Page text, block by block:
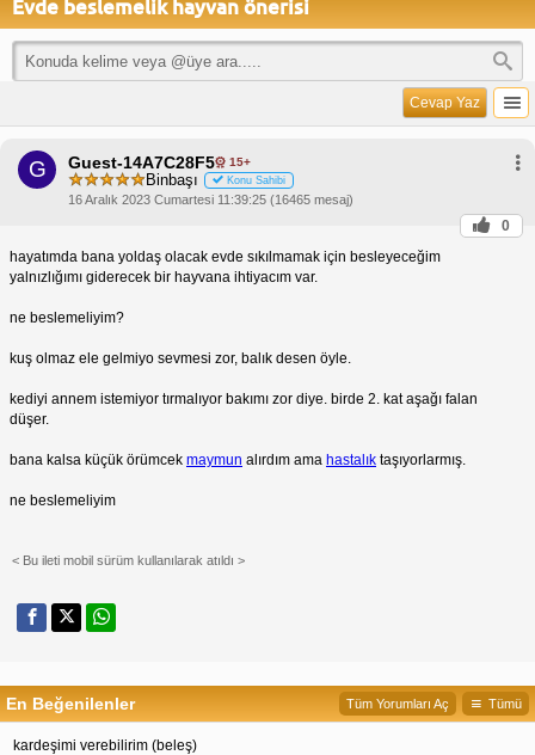
Evde beslemelik hayvan önerisi
Cevap Yaz
G Guest-14A7C28F5 15+
Binbaşı Konu Sahibi
16 Aralık 2023 Cumartesi 11:39:25 (16465 mesaj)
0
hayatımda bana yoldaş olacak evde sıkılmamak için besleyeceğim
yalnızlığımı giderecek bir hayvana ihtiyacım var.
ne beslemeliyim?
kuş olmaz ele gelmiyo sevmesi zor, balık desen öyle.
kediyi annem istemiyor tırmalıyor bakımı zor diye. birde 2. kat aşağı falan
düşer.
bana kalsa küçük örümcek maymun alırdım ama hastalık taşıyorlarmış.
ne beslemeliyim
< Bu ileti mobil sürüm kullanılarak atıldı >
En Beğenilenler Tümü
Tüm Yorumları Aç
kardeşimi verebilirim (beleş)